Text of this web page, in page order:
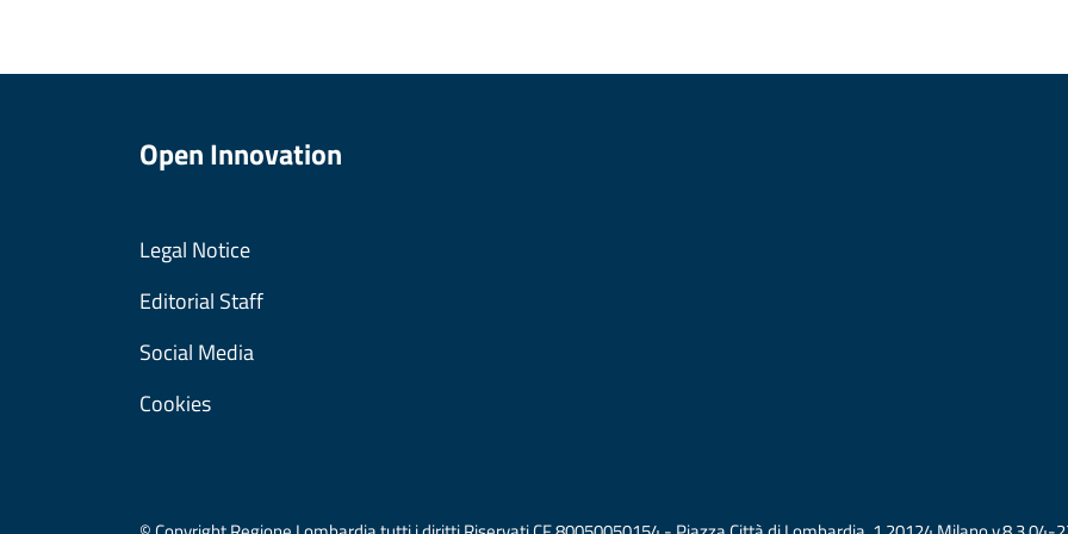
Open Innovation
Legal Notice
Editorial Staff
Social Media
Cookies